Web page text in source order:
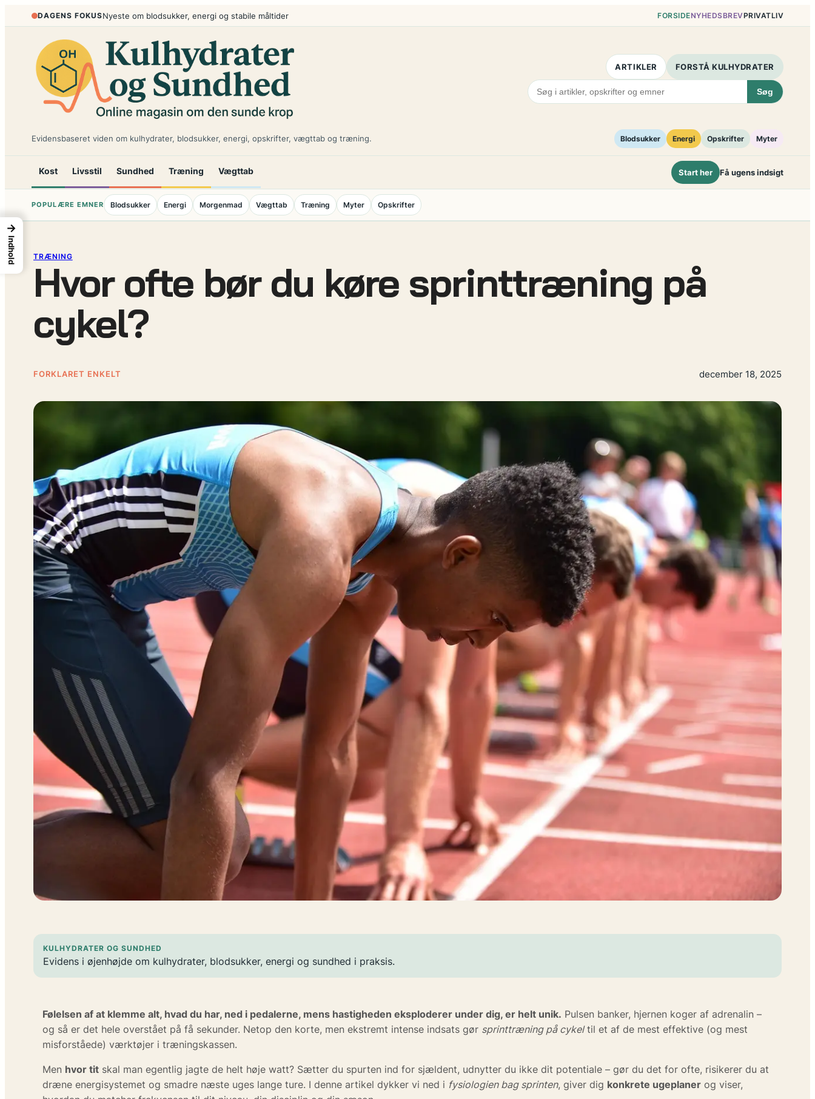
Spring
til
DAGENS FOKUSNyeste om blodsukker, energi og stabile måltider FORSIDENYHEDSBREVPRIVATLIV
ARTIKLER FORSTÅ KULHYDRATER
Søg
Evidensbaseret viden om kulhydrater, blodsukker, energi, opskrifter, vægttab og træning. Blodsukker Energi Opskrifter Myter
Kost Livsstil Sundhed Træning Vægttab Start her Få ugens indsigt
POPULÆRE EMNER Blodsukker Energi Morgenmad Vægttab Træning Myter Opskrifter
TRÆNING
Hvor ofte bør du køre sprinttræning på
cykel?
FORKLARET ENKELT december 18, 2025
KULHYDRATER OG SUNDHED
Evidens i øjenhøjde om kulhydrater, blodsukker, energi og sundhed i praksis.
Følelsen af at klemme alt, hvad du har, ned i pedalerne, mens hastigheden eksploderer under dig, er helt unik. Pulsen banker, hjernen koger af adrenalin –
og så er det hele overstået på få sekunder. Netop den korte, men ekstremt intense indsats gør sprinttræning på cykeltil et af de mest effektive (og mest
misforståede) værktøjer i træningskassen.
Men hvor tit skal man egentlig jagte de helt høje watt? Sætter du spurten ind for sjældent, udnytter du ikke dit potentiale – gør du det for ofte, risikerer du at
dræne energisystemet og smadre næste uges lange ture. I denne artikel dykker vi ned i fysiologien bag sprinten, giver dig konkrete ugeplaner og viser,
→
Indhold